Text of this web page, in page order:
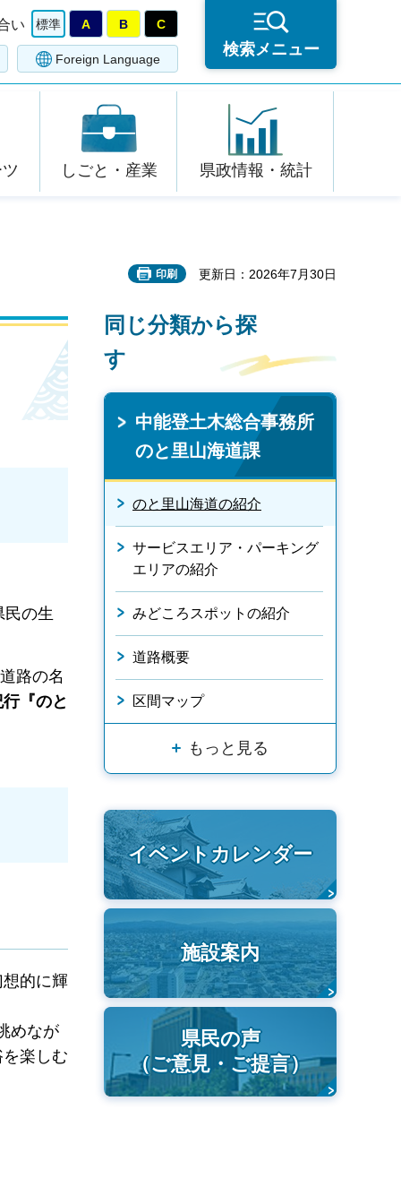
い 標準 A B C
Foreign Language
検索メニュー
しごと・産業 県政情報・統計
印刷 更新日：2026年7月30日
の生
路の名
『のと
的に輝
めなが
楽しむ
同じ分類から探
す
中能登土木総合事務所
のと里山海道課
のと里山海道の紹介
サービスエリア・パーキング
エリアの紹介
みどころスポットの紹介
道路概要
区間マップ
もっと見る
イベントカレンダー
施設案内
県民の声
（ご意見・ご提言）